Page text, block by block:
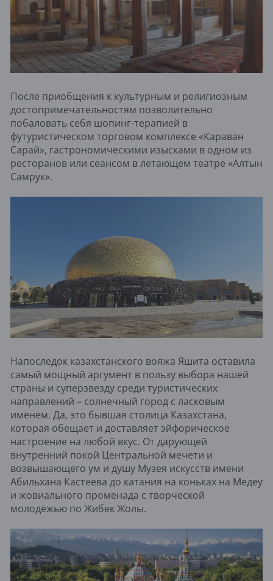
После приобщения к культурным и религиозным
достопримечательностям позволительно
побаловать себя шопинг-терапией в
футуристическом торговом комплексе «Караван
Сарай», гастрономическими изысками в одном из
ресторанов или сеансом в летающем театре «Алтын
Самрук».
Напоследок казахстанского вояжа Яшита оставила
самый мощный аргумент в пользу выбора нашей
страны и суперзвезду среди туристических
направлений – солнечный город с ласковым
именем. Да, это бывшая столица Казахстана,
которая обещает и доставляет эйфорическое
настроение на любой вкус. От дарующей
внутренний покой Центральной мечети и
возвышающего ум и душу Музея искусств имени
Абильхана Кастеева до катания на коньках на Медеу
и жовиального променада с творческой
молодёжью по Жибек Жолы.